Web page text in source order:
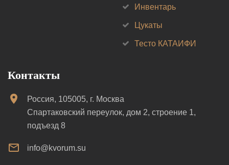
Инвентарь
Цукаты
Тесто КАТАИФИ
Контакты
Россия, 105005, г. Москва
Спартаковский переулок, дом 2, строение 1,
подъезд 8
info@kvorum.su